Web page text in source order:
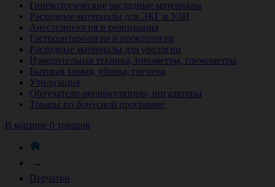
Гинекологические расходные материалы
Расходные материалы для ЭКГ и УЗИ
Анестезиология и реанимация
Гастроэнтерология и проктология
Расходные материалы для урологии
Измерительная техника, тонометры, глюкометры
Бытовая химия, уборка, гигиена
Утилизация
Облучатели-рециркуляторы, ингаляторы
Товары по бонусной программе
В корзине 0 товаров
→
Перчатки